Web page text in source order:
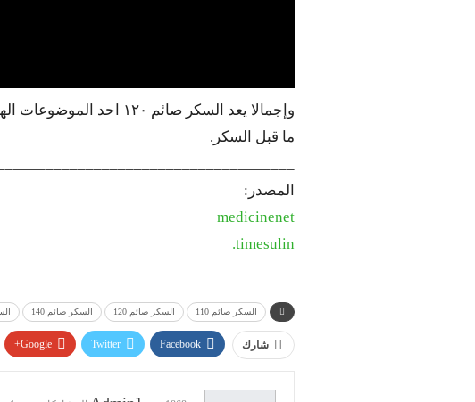
وإجمالا يعد السكر
ما قبل السكر.
المصدر:
medicinenet
timesulin.
السكر صائم 110 السكر صائم 120 السكر صائم 140
شارك Facebook
Twitter
Google+